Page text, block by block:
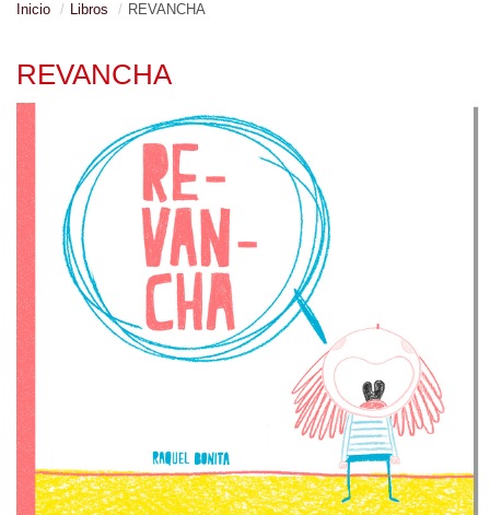
Inicio Libros REVANCHA
REVANCHA